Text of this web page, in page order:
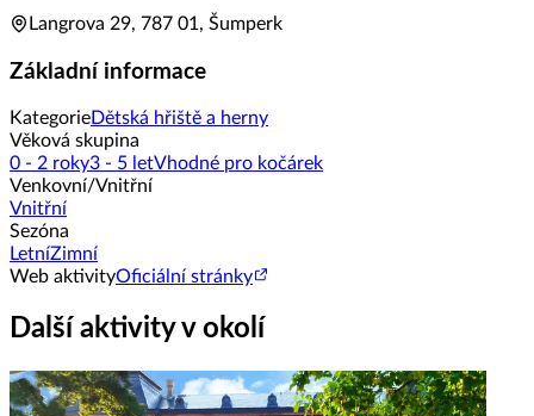
Langrova 29, 787 01, Šumperk
Základní informace
KategorieDětská hřiště a herny
Věková skupina
0 - 2 roky3 - 5 letVhodné pro kočárek
Venkovní/Vnitřní
Vnitřní
Sezóna
LetníZimní
Web aktivityOficiální stránky
Další aktivity v okolí